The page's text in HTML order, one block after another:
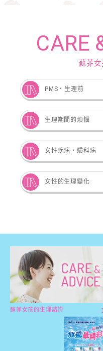
CARE
蘇菲女
PMS・生理前
生理期間的煩惱
女性疾病‧婦科病
女性的生理變化
蘇菲女孩的生理諮詢